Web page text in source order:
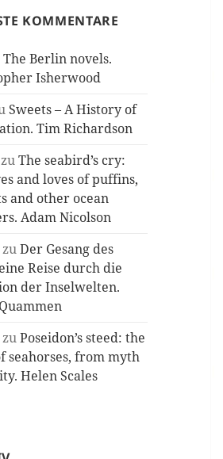
KOMMENTARE
The Berlin novels.
Isherwood
Sweets – A History of
Tim Richardson
zuThe seabird’s cry:
and loves of puffins,
and other ocean
Adam Nicolson
zuDer Gesang des
Reise durch die
der Inselwelten.
zuPoseidon’s steed: the
seahorses, from myth
Helen Scales